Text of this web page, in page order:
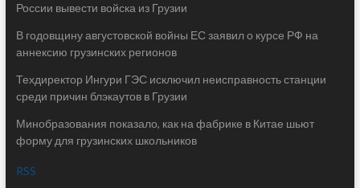
России вывести войска из Грузии
В годовщину августовской войны ЕС заявил о курсе РФ на
аннексию грузинских регионов
Техдиректор Ингури ГЭС исключил неисправность станции
среди причин блэкаутов в Грузии
Минобразования показало, как на фабрике в Китае шьют
форму для грузинских школьников
RSS